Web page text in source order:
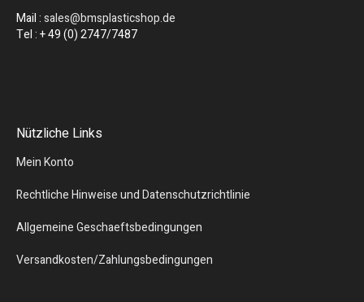
Mail :sales@bmsplasticshop.de
Tel : + 49 (0) 2747/7487
Nützliche Links
Mein Konto
Rechtliche Hinweise und Datenschutzrichtlinie
Allgemeine Geschaeftsbedingungen
Versandkosten/Zahlungsbedingungen